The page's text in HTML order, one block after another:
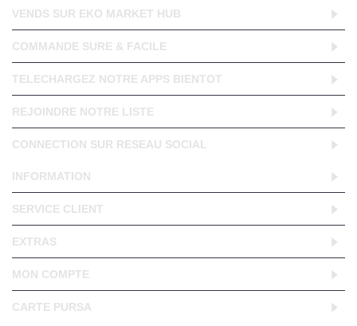
VENDS SUR EKO MARKET HUB
COMMANDE SURE & FACILE
TELECHARGEZ NOTRE APPS BIENTOT
REJOINDRE NOTRE LISTE
CONNECTION SUR RESEAU SOCIAL
INFORMATION
SERVICE CLIENT
EXTRAS
MON COMPTE
CARTE PURSA